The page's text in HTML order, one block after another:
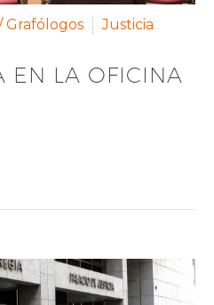
Grafólogos Justicia
EN LA OFICINA